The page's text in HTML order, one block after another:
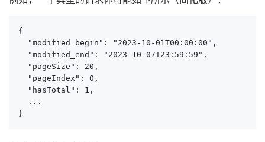
{
  "modified_begin": "2023-10-01T00:00:00",
  "modified_end": "2023-10-07T23:59:59",
  "pageSize": 20,
  "pageIndex": 0,
  "hasTotal": 1,
  ...
}